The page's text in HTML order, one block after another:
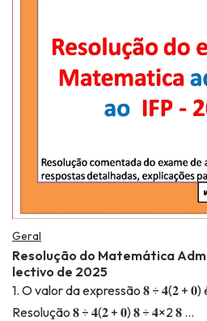
Geral
Resolução do Matemática
lectivo de 2025
1. O valor da expressão 𝟖 ÷ 𝟒(𝟐 +
Resolução 𝟖 ÷ 𝟒(𝟐 + 𝟎) 𝟖 ÷ 𝟒×2 𝟖 …